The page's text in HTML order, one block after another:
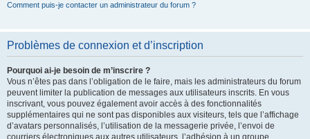
Comment puis-je contacter un administrateur du forum ?
Problèmes de connexion et d’inscription
Pourquoi ai-je besoin de m’inscrire ?
Vous n’êtes pas dans l’obligation de le faire, mais les administrateurs du forum
peuvent limiter la publication de messages aux utilisateurs inscrits. En vous
inscrivant, vous pouvez également avoir accès à des fonctionnalités
supplémentaires qui ne sont pas disponibles aux visiteurs, tels que l’affichage
d’avatars personnalisés, l’utilisation de la messagerie privée, l’envoi de
courriers électroniques aux autres utilisateurs, l’adhésion à un groupe